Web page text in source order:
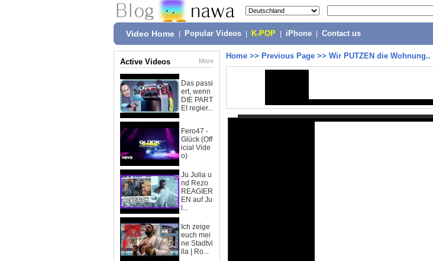
Video Home Popular Videos K-POP iPhone Contact us
Active Videos More
Das passi
ert, wenn
DIE PART
EI regier...
Fero47 -
Glück (Off
icial Vide
o)
Ju Julia u
nd Rezo
REAGIER
EN auf Ju
l...
Ich zeige
euch mei
ne Stadtvi
lla | Ro...
Home >> Previous Page >> Wir PUTZEN die Wohnung..